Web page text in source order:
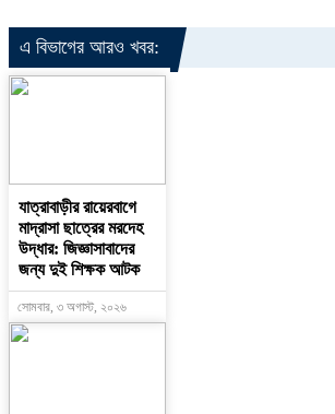
এ বিভাগের আরও খবর:
যাত্রাবাড়ীর রায়েরবাগে
মাদ্রাসা ছাত্রের মরদেহ
উদ্ধার: জিজ্ঞাসাবাদের
জন্য দুই শিক্ষক আটক
সোমবার, ৩ অগাস্ট, ২০২৬